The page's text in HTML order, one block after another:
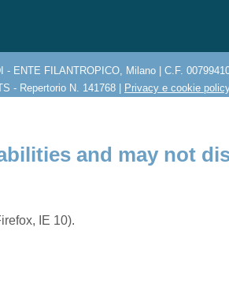
ENTE FILANTROPICO, Milano | C.F.
- Repertorio N. 141768 | Privacy e cookie
and may not
IE 10).